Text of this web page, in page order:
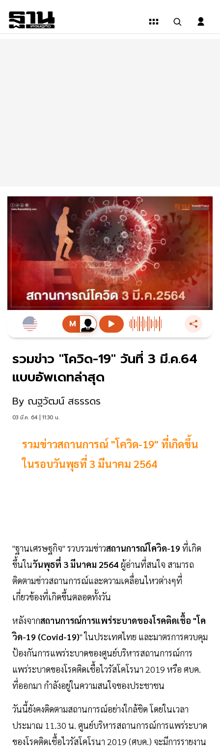
รวมข่าว "โควิด-19" วันที่ 3 มี.ค.64
แบบอัพเดทล่าสุด
By ณฐวัฒน์ สธรรดร
03 มี.ค. 64 | 11:30 น.
รวมข่าวสถานการณ์ "โควิด-19" ที่เกิดขึ้น
ในรอบวันพุธที่ 3 มีนาคม 2564
"ฐานเศรษฐกิจ" รวบรวมข่าวสถานการณ์โควิด-19 ที่เกิด
ขึ้นในวันพุธที่ 3 มีนาคม 2564 ผู้อ่านที่สนใจ สามารถ
ติดตามข่าวสถานการณ์และความเคลื่อนไหวต่างๆที่
เกี่ยวข้องที่เกิดขึ้นตลอดทั้งวัน
หลังจากสถานการณ์การแพร่ระบาดของโรคติดเชื้อ "โค
วิด-19 (Covid-19)" ในประเทศไทย และมาตรการควบคุม
ป้องกันการแพร่ระบาดของศูนย์บริหารสถานการณ์การ
แพร่ระบาดของโรคติดเชื้อไวรัสโคโรนา 2019 หรือ ศบค.
ที่ออกมา กำลังอยู่ในความสนใจของประชาชน
วันนี้ยังคงติดตามสถานการณ์อย่างใกล้ชิด โดยในเวลา
ประมาณ 11.30 น. ศูนย์บริหารสถานการณ์การแพร่ระบาด
ของโรคติดเชื้อไวรัสโคโรนา 2019 (ศบค.) จะมีการรายงาน